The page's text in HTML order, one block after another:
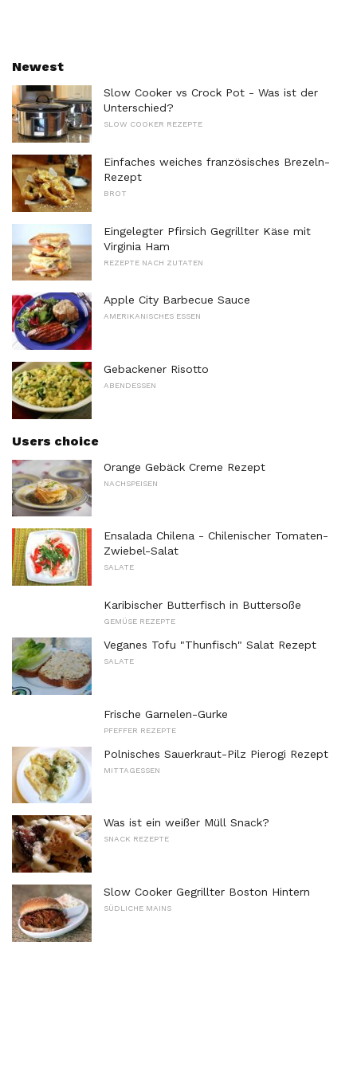
Newest
Slow Cooker vs Crock Pot - Was ist der
Unterschied?
SLOW COOKER REZEPTE
Einfaches weiches französisches Brezeln-
Rezept
BROT
Eingelegter Pfirsich Gegrillter Käse mit
Virginia Ham
REZEPTE NACH ZUTATEN
Apple City Barbecue Sauce
AMERIKANISCHES ESSEN
Gebackener Risotto
ABENDESSEN
Users choice
Orange Gebäck Creme Rezept
NACHSPEISEN
Ensalada Chilena - Chilenischer Tomaten-
Zwiebel-Salat
SALATE
Karibischer Butterfisch in Buttersoße
GEMÜSE REZEPTE
Veganes Tofu "Thunfisch" Salat Rezept
SALATE
Frische Garnelen-Gurke
PFEFFER REZEPTE
Polnisches Sauerkraut-Pilz Pierogi Rezept
MITTAGESSEN
Was ist ein weißer Müll Snack?
SNACK REZEPTE
Slow Cooker Gegrillter Boston Hintern
SÜDLICHE MAINS